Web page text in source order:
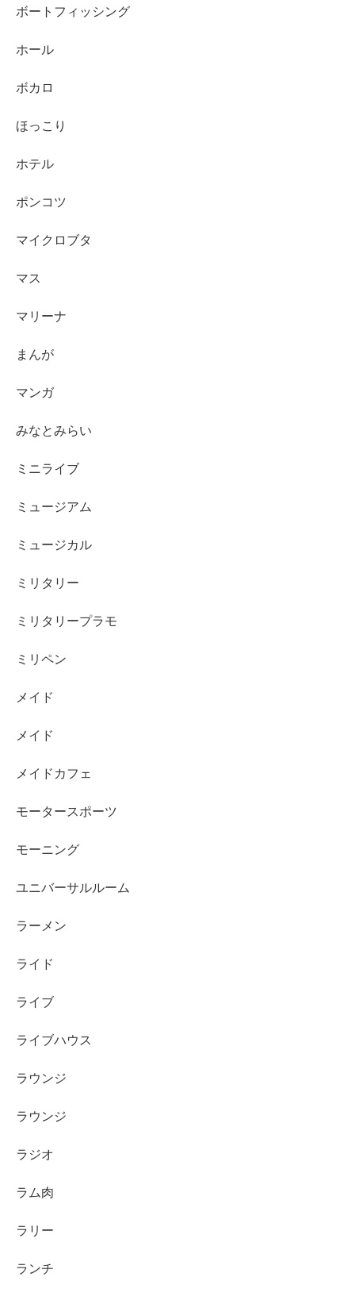
ボートフィッシング
ホール
ボカロ
ほっこり
ホテル
ポンコツ
マイクロブタ
マス
マリーナ
まんが
マンガ
みなとみらい
ミニライブ
ミュージアム
ミュージカル
ミリタリー
ミリタリープラモ
ミリペン
メイド
メイド
メイドカフェ
モータースポーツ
モーニング
ユニバーサルルーム
ラーメン
ライド
ライブ
ライブハウス
ラウンジ
ラウンジ
ラジオ
ラム肉
ラリー
ランチ